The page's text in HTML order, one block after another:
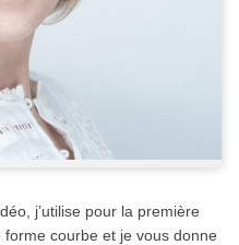
j’utilise pour la première
courbe et je vous donne